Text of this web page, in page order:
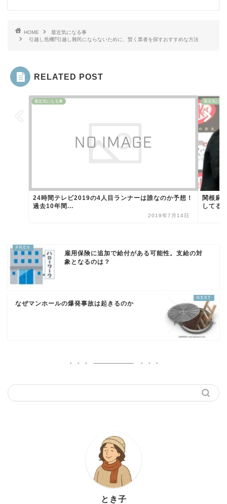
HOME
最近気になる事
引越し危機⁉引越し難民にならないために、賢く業者を探すおすすめな方法
RELATED POST
最近気になる事
24時間テレビ2019の4人目ランナーは誰なのか予想！
過去10年間...
2019年7月14日
最近気にな
関根麻
してる
雇用保険に追加で給付がある可能性。支給の対
象となるのは？
なぜマンホールの爆発事故は起きるのか
とき子